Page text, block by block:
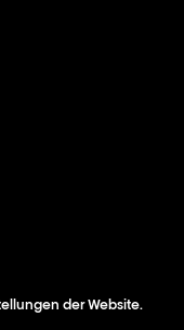
in a new window
der Website.